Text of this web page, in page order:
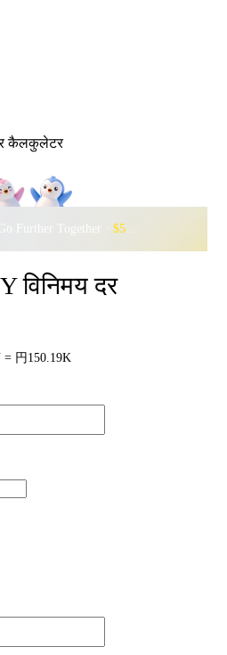
कैलकुलेटर
Further Together · $500,000
विनिमय दर
= 円150.19K